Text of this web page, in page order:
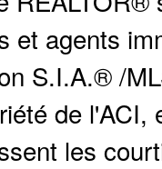
et agents
S.I.A.® /
de
les